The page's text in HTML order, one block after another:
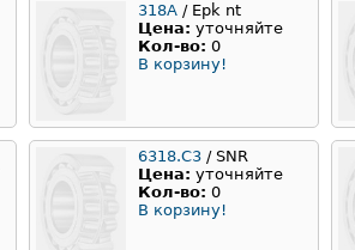
318А / Epk nt
Цена: уточняйте
Кол-во: 0
В корзину!
6318.С3 / SNR
Цена: уточняйте
Кол-во: 0
В корзину!